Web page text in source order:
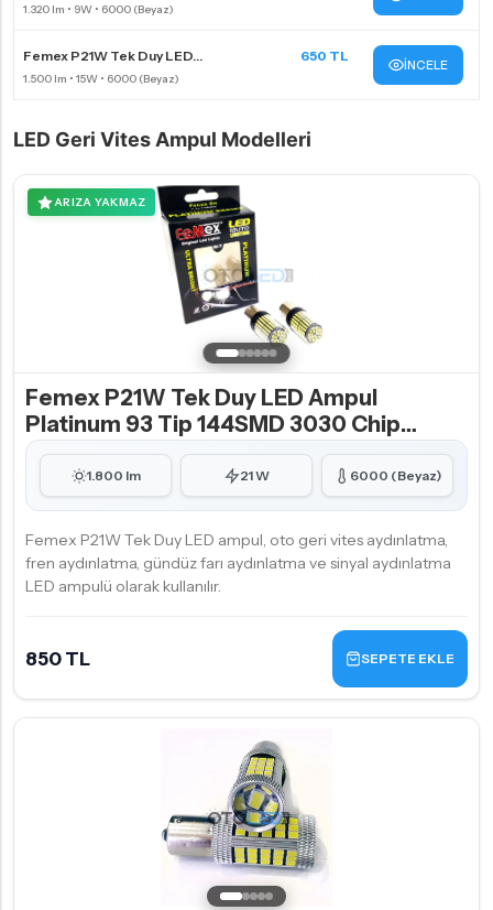
Femex P21W Tek Duy LED... 650 TL
İNCELE
LED Geri Vites Ampul Modelleri
ARIZA YAKMAZ
Femex P21W Tek Duy LED Ampul
Platinum 93 Tip 144SMD 3030 Chip
Beyaz
1.800 lm 21 W 6000 (Beyaz)
Femex P21W Tek Duy LED ampul, oto geri vites aydınlatma,
fren aydınlatma, gündüz farı aydınlatma ve sinyal aydınlatma
LED ampulü olarak kullanılır.
850 TL SEPETE EKLE